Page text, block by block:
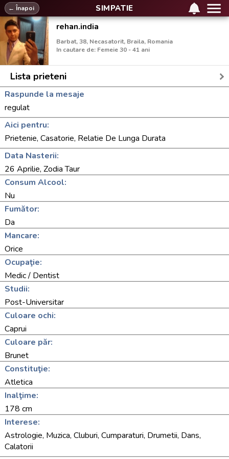
SIMPATIE
← Înapoi
rehan.india
Barbat, 38, Necasatorit, Braila, Romania
In cautare de: Femeie 30 - 41 ani
Lista prieteni
Raspunde la mesaje
regulat
Aici pentru:
Prietenie, Casatorie, Relatie De Lunga Durata
Data Nasterii:
26 Aprilie, Zodia Taur
Consum Alcool:
Nu
Fumător:
Da
Mancare:
Orice
Ocupaţie:
Medic / Dentist
Studii:
Post-Universitar
Culoare ochi:
Caprui
Culoare păr:
Brunet
Constituţie:
Atletica
Inalţime:
178 cm
Interese:
Astrologie, Muzica, Cluburi, Cumparaturi, Drumetii, Dans,
Calatorii